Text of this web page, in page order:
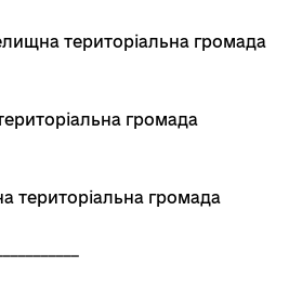
територіальна громада
громада
територіальна громада